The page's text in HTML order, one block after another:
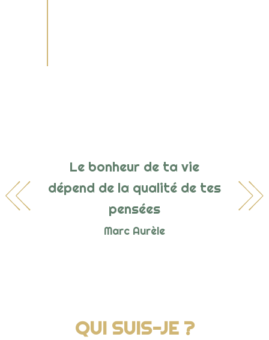
Le bonheur de ta vie
dépend de la qualité de tes
pensées
Marc Aurèle
QUI SUIS-JE ?